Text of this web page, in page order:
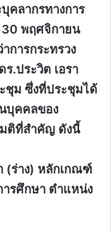
คลากรทางการ
พฤศจิกายน
การกระทรวง
.ประวิต เอรา
ชุม ซึ่งที่ประชุมได้
บุคคลของ
ติที่สำคัญ ดังนี้
(ร่าง) หลักเกณฑ์
ารศึกษา ตำแหน่ง